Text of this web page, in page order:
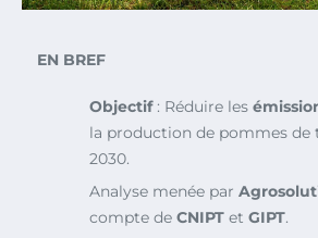
EN BREF
Objectif: Réduire les
la production de pommes de
2030.
Analyse menée par
compte de CNIPT et GIPT.